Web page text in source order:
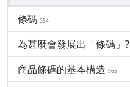
條碼 954
為甚麼會發展出「條碼」?
商品條碼的基本構造 565